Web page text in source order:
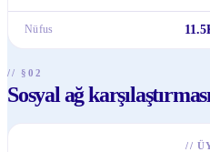
Nüfus
// §02
Sosyal ağ
//